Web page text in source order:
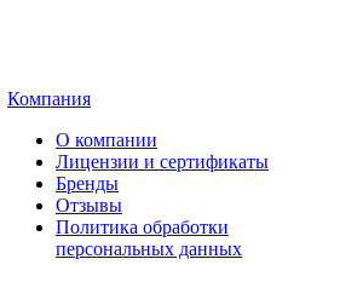
Компания
О компании
Лицензии и сертификаты
Бренды
Отзывы
Политика обработки
персональных данных